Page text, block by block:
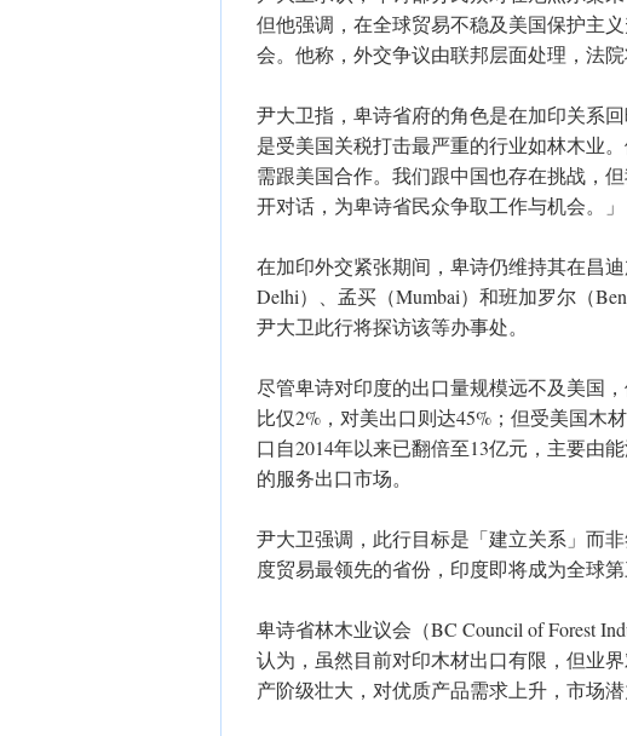
但他强调，在全球贸易不稳及美国保护主
会。他称，外交争议由联邦层面处理，法院
尹大卫指，卑诗省府的角色是在加印关系
是受美国关税打击最严重的行业如林木业
需跟美国合作。我们跟中国也存在挑战，
开对话，为卑诗省民众争取工作与机会。」
在加印外交紧张期间，卑诗仍维持其在昌
Delhi）、孟买（Mumbai）和班加罗尔（
尹大卫此行将探访该等办事处。
尽管卑诗对印度的出口量规模远不及美国
比仅2%，对美出口则达45%；但受美国木
口自2014年以来已翻倍至13亿元，主要由
的服务出口市场。
尹大卫强调，此行目标是「建立关系」而
度贸易最领先的省份，印度即将成为全球
卑诗省林木业议会（BC Council of Forest
认为，虽然目前对印木材出口有限，但业
产阶级壮大，对优质产品需求上升，市场潜